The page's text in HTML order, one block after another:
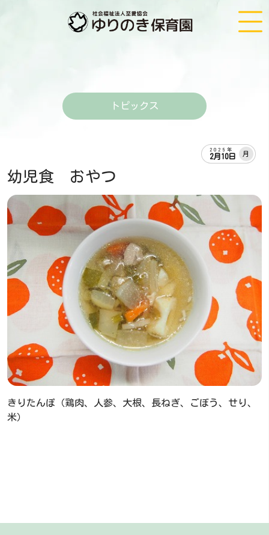
トピックス
2025年
2月10日 月
幼児食 おやつ
きりたんぽ（鶏肉、人参、大根、長ねぎ、ごぼう、せり、
米）